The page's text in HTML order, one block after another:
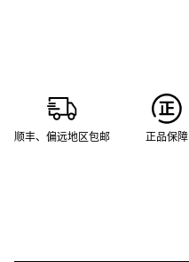
顺丰、偏远地区包邮 正品保障